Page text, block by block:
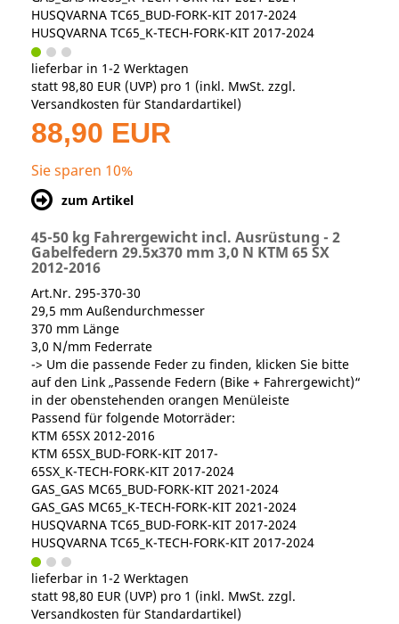
HUSQVARNA TC65_BUD-FORK-KIT 2017-2024
HUSQVARNA TC65_K-TECH-FORK-KIT 2017-2024
lieferbar in 1-2 Werktagen
statt 98,80 EUR (UVP) pro 1 (inkl. MwSt. zzgl.
Versandkosten für Standardartikel)
88,90 EUR
Sie sparen 10%
zum Artikel
45-50 kg Fahrergewicht incl. Ausrüstung - 2
Gabelfedern 29.5x370 mm 3,0 N KTM 65 SX
2012-2016
Art.Nr. 295-370-30
29,5 mm Außendurchmesser
370 mm Länge
3,0 N/mm Federrate
-> Um die passende Feder zu finden, klicken Sie bitte
auf den Link „Passende Federn (Bike + Fahrergewicht)“
in der obenstehenden orangen Menüleiste
Passend für folgende Motorräder:
KTM 65SX 2012-2016
KTM 65SX_BUD-FORK-KIT 2017-
65SX_K-TECH-FORK-KIT 2017-2024
GAS_GAS MC65_BUD-FORK-KIT 2021-2024
GAS_GAS MC65_K-TECH-FORK-KIT 2021-2024
HUSQVARNA TC65_BUD-FORK-KIT 2017-2024
HUSQVARNA TC65_K-TECH-FORK-KIT 2017-2024
lieferbar in 1-2 Werktagen
statt 98,80 EUR (UVP) pro 1 (inkl. MwSt. zzgl.
Versandkosten für Standardartikel)